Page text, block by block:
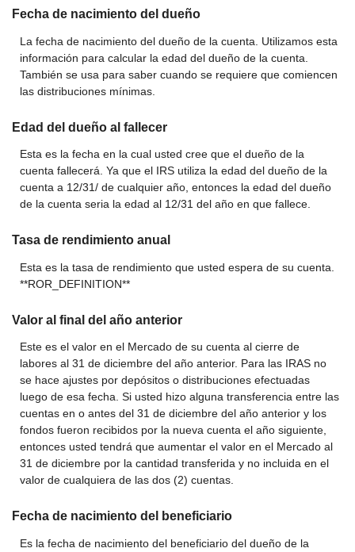
Fecha de nacimiento del dueño
La fecha de nacimiento del dueño de la cuenta. Utilizamos esta
información para calcular la edad del dueño de la cuenta.
También se usa para saber cuando se requiere que comiencen
las distribuciones mínimas.
Edad del dueño al fallecer
Esta es la fecha en la cual usted cree que el dueño de la
cuenta fallecerá. Ya que el IRS utiliza la edad del dueño de la
cuenta a 12/31/ de cualquier año, entonces la edad del dueño
de la cuenta seria la edad al 12/31 del año en que fallece.
Tasa de rendimiento anual
Esta es la tasa de rendimiento que usted espera de su cuenta.
**ROR_DEFINITION**
Valor al final del año anterior
Este es el valor en el Mercado de su cuenta al cierre de
labores al 31 de diciembre del año anterior. Para las IRAS no
se hace ajustes por depósitos o distribuciones efectuadas
luego de esa fecha. Si usted hizo alguna transferencia entre las
cuentas en o antes del 31 de diciembre del año anterior y los
fondos fueron recibidos por la nueva cuenta el año siguiente,
entonces usted tendrá que aumentar el valor en el Mercado al
31 de diciembre por la cantidad transferida y no incluida en el
valor de cualquiera de las dos (2) cuentas.
Fecha de nacimiento del beneficiario
Es la fecha de nacimiento del beneficiario del dueño de la